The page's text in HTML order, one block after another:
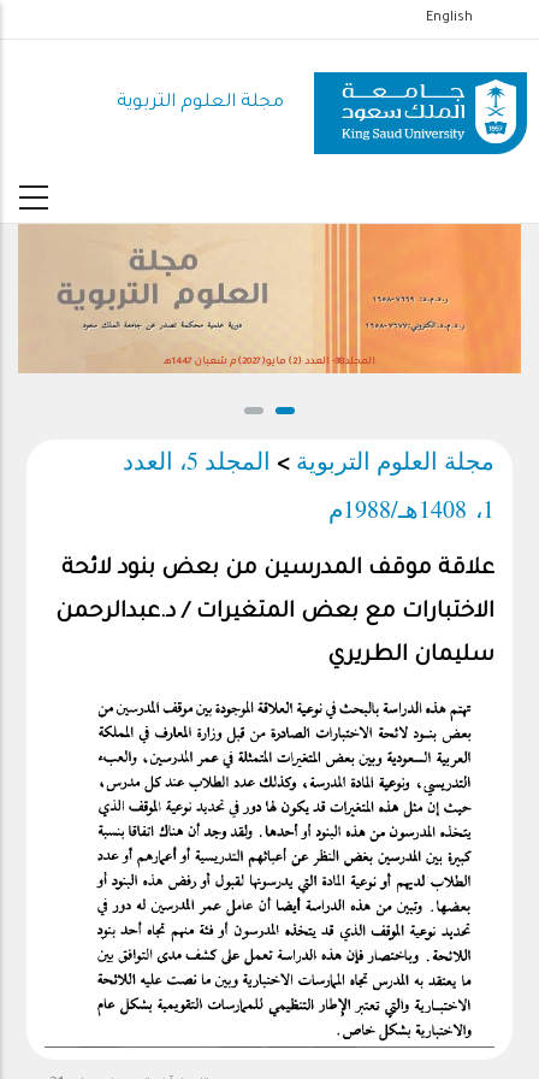
إلى
المحتوى
الرئيسي
English
مجلة العلوم التربوية
المجلد38- العدد (2) مايو(2027)م شعبان 1447هـ
مجلة العلوم التربوية >
المجلد 5، العدد
1، 1408هـ/1988م
علاقة موقف المدرسين من بعض بنود لائحة
الاختبارات مع بعض المتغيرات / د.عبدالرحمن
سليمان الطريري